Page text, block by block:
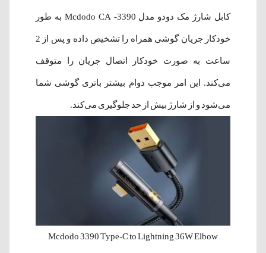
کابل شارژ مک دودو مدل Mcdodo CA -3390 به طور
خودکار جریان گوشی همراه را تشخیص داده و پس از 2
ساعت به صورت خودکار اتصال جریان را متوقف
می‌کند. این امر موجب دوام بیشتر باتری گوشی شما
می‌شود و از شارژ بیش از حد جلوگیری می‌کند.
Mcdodo 3390 Type-C to Lightning 36W Elbow